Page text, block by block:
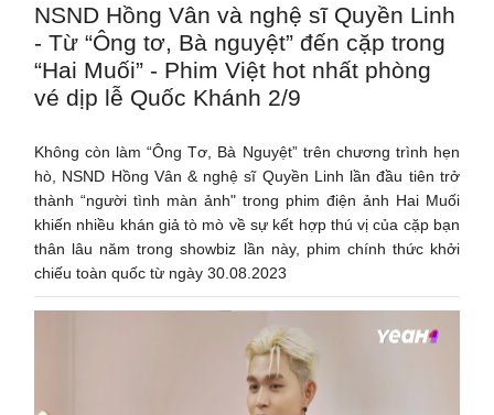
NSND Hồng Vân và nghệ sĩ Quyền Linh
- Từ “Ông tơ, Bà nguyệt” đến cặp trong
“Hai Muối” - Phim Việt hot nhất phòng
vé dịp lễ Quốc Khánh 2/9
Không còn làm “Ông Tơ, Bà Nguyệt” trên chương trình hẹn
hò, NSND Hồng Vân & nghệ sĩ Quyền Linh lần đầu tiên trở
thành “người tình màn ảnh" trong phim điện ảnh Hai Muối
khiến nhiều khán giả tò mò về sự kết hợp thú vị của cặp bạn
thân lâu năm trong showbiz lần này, phim chính thức khởi
chiếu toàn quốc từ ngày 30.08.2023